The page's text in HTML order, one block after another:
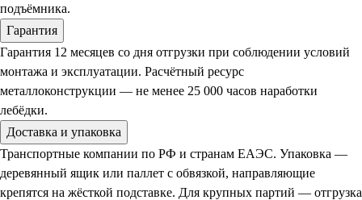
подъёмника.
Гарантия
Гарантия 12 месяцев со дня отгрузки при соблюдении условий
монтажа и эксплуатации. Расчётный ресурс
металлоконструкции — не менее 25 000 часов наработки
лебёдки.
Доставка и упаковка
Транспортные компании по РФ и странам ЕАЭС. Упаковка —
деревянный ящик или паллет с обвязкой, направляющие
крепятся на жёсткой подставке. Для крупных партий — отгрузка